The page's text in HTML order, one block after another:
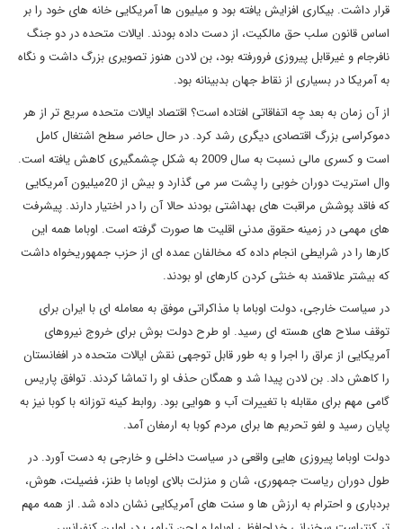
قرار داشت. بیکاری افزایش یافته بود و میلیون ها آمریکایی خانه های خود را بر
اساس قانون سلب حق مالکیت، از دست داده بودند. ایالات متحده در دو جنگ
نافرجام و غیرقابل پیروزی فرورفته بود، بن لادن هنوز تصویری بزرگ داشت و نگاه
به آمریکا در بسیاری از نقاط جهان بدبینانه بود.
از آن زمان به بعد چه اتفاقاتی افتاده است؟ اقتصاد ایالات متحده سریع تر از هر
دموکراسی بزرگ اقتصادی دیگری رشد کرد. در حال حاضر سطح اشتغال کامل
است و کسری مالی نسبت به سال 2009 به شکل چشمگیری کاهش یافته است.
وال استریت دوران خوبی را پشت سر می گذارد و بیش از 20میلیون آمریکایی
که فاقد پوشش مراقبت های بهداشتی بودند حالا آن را در اختیار دارند. پیشرفت
های مهمی در زمینه حقوق مدنی اقلیت ها صورت گرفته است. اوباما همه این
کارها را در شرایطی انجام داده که مخالفان عمده ای از حزب جمهوریخواه داشت
که بیشتر علاقمند به خنثی کردن کارهای او بودند.
در سیاست خارجی، دولت اوباما با مذاکراتی موفق به معامله ای با ایران برای
توقف سلاح های هسته ای رسید. او طرح دولت بوش برای خروج نیروهای
آمریکایی از عراق را اجرا و به طور قابل توجهی نقش ایالات متحده در افغانستان
را کاهش داد. بن لادن پیدا شد و همگان حذف او را تماشا کردند. توافق پاریس
گامی مهم برای مقابله با تغییرات آب و هوایی بود. روابط کینه توزانه با کوبا نیز به
پایان رسید و لغو تحریم ها برای مردم کوبا به ارمغان آمد.
دولت اوباما پیروزی هایی واقعی در سیاست داخلی و خارجی به دست آورد. در
طول دوران ریاست جمهوری، شان و منزلت بالای اوباما با طنز، فضیلت، هوش،
بردباری و احترام به ارزش ها و سنت های آمریکایی نشان داده شد. از همه مهم